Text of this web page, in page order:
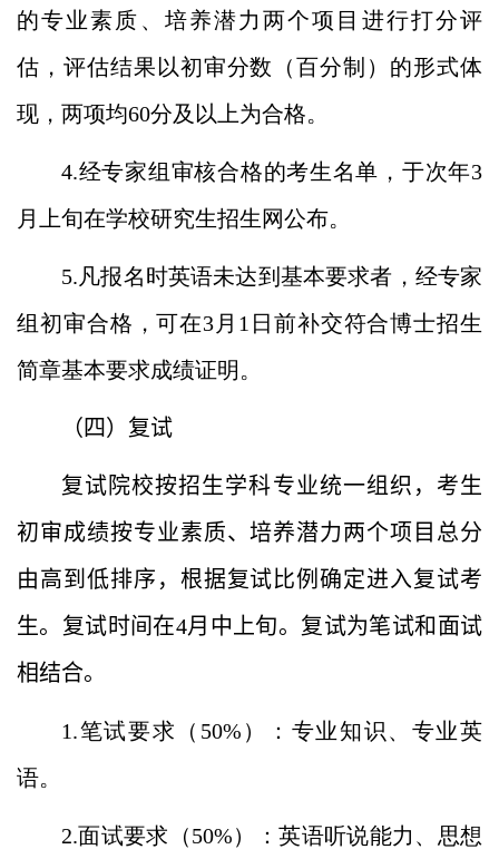
的专业素质、培养潜力两个项目进行打分评
估，评估结果以初审分数（百分制）的形式体
现，两项均60分及以上为合格。
4.经专家组审核合格的考生名单，于次年3
月上旬在学校研究生招生网公布。
5.凡报名时英语未达到基本要求者，经专家
组初审合格，可在3 月 1 日前补交符合博士招生
简章基本要求成绩证明。
（四）复试
复试院校按招生学科专业统一组织，考生
初审成绩按专业素质、培养潜力两个项目总分
由高到低排序，根据复试比例确定进入复试考
生。复试时间在4月中上旬。复试为笔试和面试
相结合。
1.笔试要求（ 50% ）：专业知识、专业英
语。
2.面试要求（50%）：英语听说能力、思想